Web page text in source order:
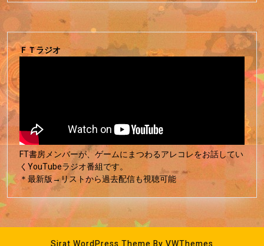
ＦＴラジオ
FT書房メンバーが、ゲームにまつわるアレコレをお話してい
くYouTubeラジオ番組です。
＊最新版→リストから過去配信も視聴可能